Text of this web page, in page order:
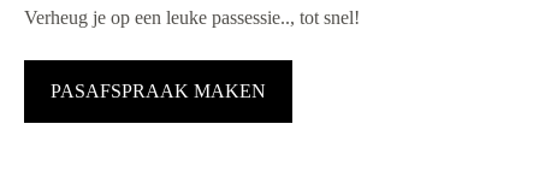
Verheug je op een leuke passessie.., tot snel!
PASAFSPRAAK MAKEN